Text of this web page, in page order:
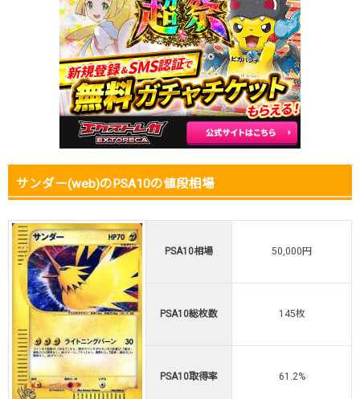
2025.12.25 30,000円 37,800円
50,000円
2025.12.15
30,000円 37,800円
50,000円
2025.12.5
30,000円 37,800円
50,000円
2025.11.25
30,000円 37,800円
50,000円
2025.11.15
30,000円 37,800円
50,000円
2025.11.5
30,000円 37,800円
50,000円
30,000円 37,800円
50,000円
発売日初動
-円 -円
サンダー(web)のPSA10の値段相場
PSA10相場 50,000円
PSA10総枚数 145枚
PSA10取得率 61.2%